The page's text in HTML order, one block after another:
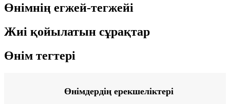
Өнімнің егжей-тегжейі
Жиі қойылатын сұрақтар
Өнім тегтері
Өнімдердің ерекшеліктері